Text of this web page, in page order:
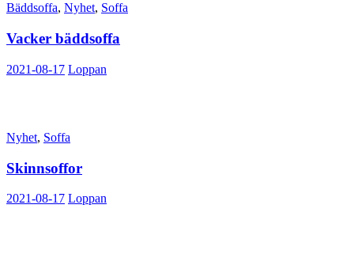
Bäddsoffa, Nyhet, Soffa
Vacker bäddsoffa
2021-08-17 Loppan
Nyhet, Soffa
Skinnsoffor
2021-08-17 Loppan